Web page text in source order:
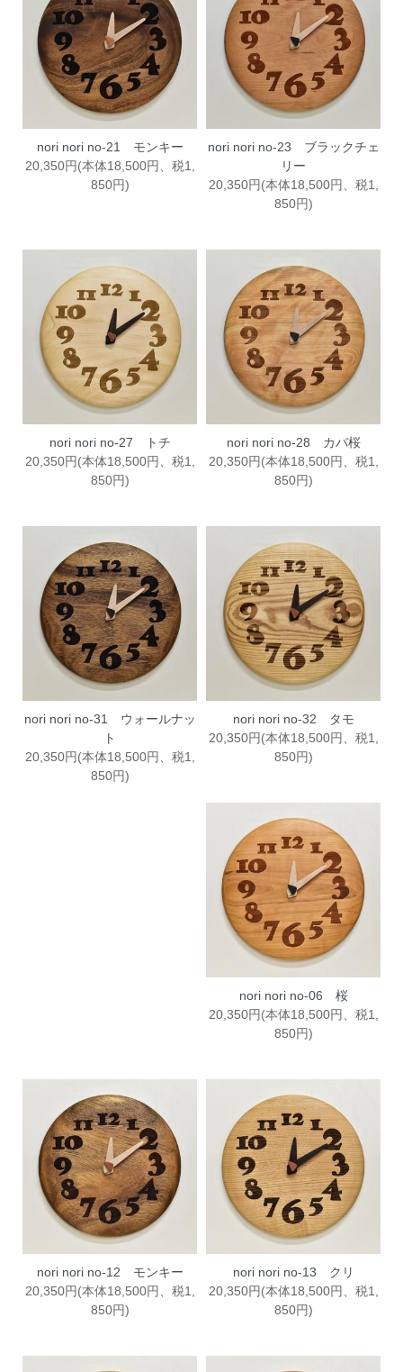
nori nori no-21 モンキー
20,350円(本体18,500円、税1,
850円)
nori nori no-23 ブラックチェ
リー
20,350円(本体18,500円、税1,
850円)
nori nori no-27 トチ
20,350円(本体18,500円、税1,
850円)
nori nori no-28 カバ桜
20,350円(本体18,500円、税1,
850円)
nori nori no-31 ウォールナッ
ト
20,350円(本体18,500円、税1,
850円)
nori nori no-32 タモ
20,350円(本体18,500円、税1,
850円)
nori nori no-06 桜
20,350円(本体18,500円、税1,
850円)
nori nori no-12 モンキー
20,350円(本体18,500円、税1,
850円)
nori nori no-13 クリ
20,350円(本体18,500円、税1,
850円)